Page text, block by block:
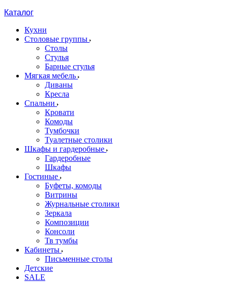
Каталог
Кухни
Столовые группы
Столы
Стулья
Барные стулья
Мягкая мебель
Диваны
Кресла
Спальни
Кровати
Комоды
Тумбочки
Туалетные столики
Шкафы и гардеробные
Гардеробные
Шкафы
Гостиные
Буфеты, комоды
Витрины
Журнальные столики
Зеркала
Композиции
Консоли
Тв тумбы
Кабинеты
Письменные столы
Детские
SALE